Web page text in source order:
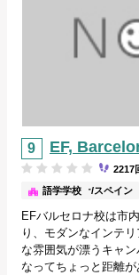
EF,
バルセロナ/スペイン
語学学校
2217
EFバルセロナ校は市
り、モダンなインテ
な雰囲気が漂うキャ
なってちょっと距離